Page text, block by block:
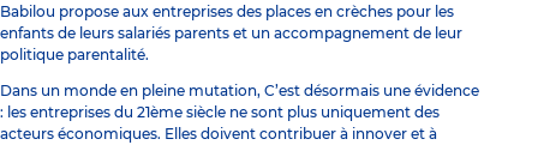
Babilou propose aux entreprises des places en crèches pour les
enfants de leurs salariés parents et un accompagnement de leur
politique parentalité.
Dans un monde en pleine mutation, C’est désormais une évidence
: les entreprises du 21ème siècle ne sont plus uniquement des
acteurs économiques. Elles doivent contribuer à innover et à